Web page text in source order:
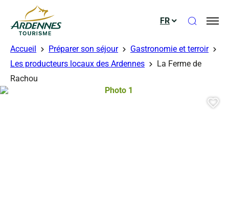
ADT des Ardennes
FR Ouvrir
Accueil Préparer son séjour
Gastronomie et terroir
Les producteurs locaux des Ardennes
La Ferme de
Rachou
Photo 1, © Droits gérés